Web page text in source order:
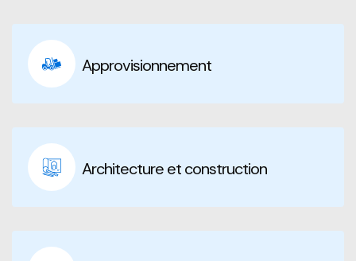
Approvisionnement
Architecture et construction